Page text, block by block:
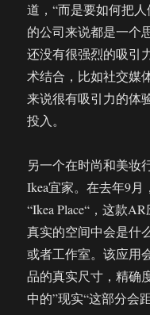
道，“而是要如何把
的公司来说都是一个
还没有很强烈的吸引
术结合，比如社交媒
来说很有吸引力的体
投入。
另一个在时尚和美妆
Ikea宜家。在去年9
“Ikea Place“，这款
真实的空间中会是什
或者工作室。该应用
品的真实尺寸，精确
中的”现实“这部分会